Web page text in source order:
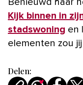
Benieuwd naar
Kijk binnen in
stadswoning en
elementen zou
Delen: